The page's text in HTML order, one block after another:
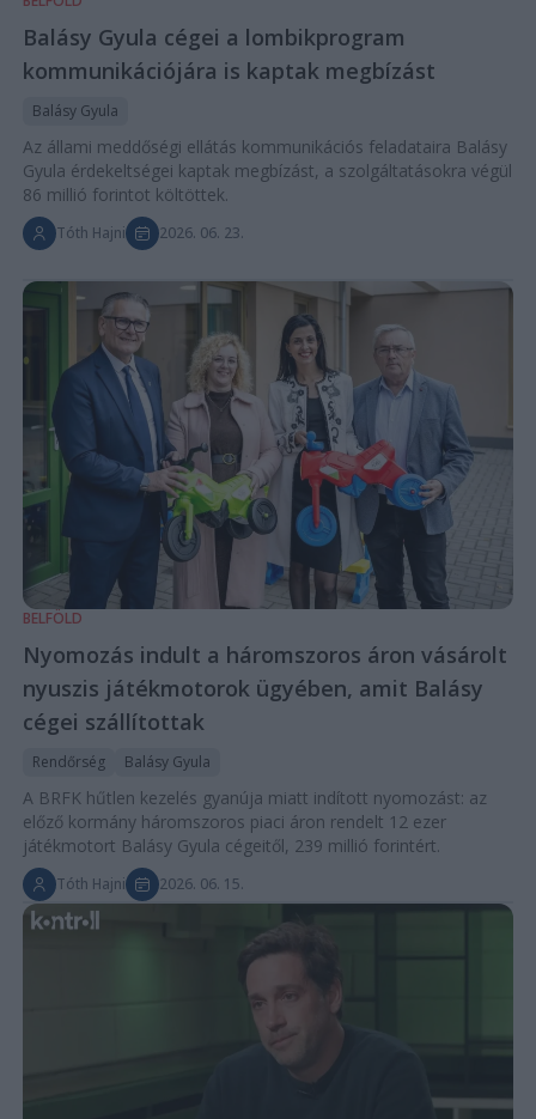
Balásy Gyula cégei a lombikprogram
kommunikációjára is kaptak megbízást
Balásy Gyula
Az állami meddőségi ellátás kommunikációs feladataira Balásy
Gyula érdekeltségei kaptak megbízást, a szolgáltatásokra végül
86 millió forintot költöttek.
Tóth Hajni 2026. 06. 23.
BELFÖLD
Nyomozás indult a háromszoros áron vásárolt
nyuszis játékmotorok ügyében, amit Balásy
cégei szállítottak
Rendőrség Balásy Gyula
A BRFK hűtlen kezelés gyanúja miatt indított nyomozást: az
előző kormány háromszoros piaci áron rendelt 12 ezer
játékmotort Balásy Gyula cégeitől, 239 millió forintért.
Tóth Hajni 2026. 06. 15.